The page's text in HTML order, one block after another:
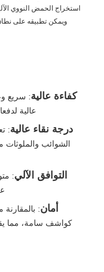
استخراج الحمض النووي
ويمكن تطبيقه على
كفاءة عالية: سريع
عالية
درجة نقاء عالية:
الشوائب
التوافق الآلي:
أمان: بالمقارنة
كواشف سامة، مما